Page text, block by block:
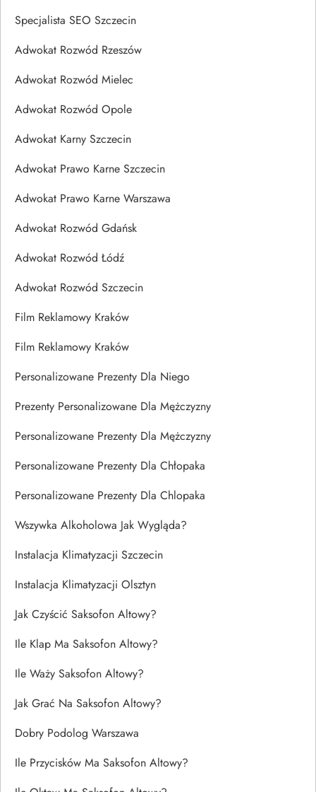
Specjalista SEO Szczecin
Adwokat Rozwód Rzeszów
Adwokat Rozwód Mielec
Adwokat Rozwód Opole
Adwokat Karny Szczecin
Adwokat Prawo Karne Szczecin
Adwokat Prawo Karne Warszawa
Adwokat Rozwód Gdańsk
Adwokat Rozwód Łódź
Adwokat Rozwód Szczecin
Film Reklamowy Kraków
Film Reklamowy Kraków
Personalizowane Prezenty Dla Niego
Prezenty Personalizowane Dla Mężczyzny
Personalizowane Prezenty Dla Mężczyzny
Personalizowane Prezenty Dla Chłopaka
Personalizowane Prezenty Dla Chlopaka
Wszywka Alkoholowa Jak Wygląda?
Instalacja Klimatyzacji Szczecin
Instalacja Klimatyzacji Olsztyn
Jak Czyścić Saksofon Altowy?
Ile Klap Ma Saksofon Altowy?
Ile Waży Saksofon Altowy?
Jak Grać Na Saksofon Altowy?
Dobry Podolog Warszawa
Ile Przycisków Ma Saksofon Altowy?